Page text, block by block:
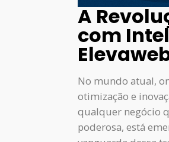
A
com
No mundo atual,
otimização e
qualquer negócio
poderosa, está